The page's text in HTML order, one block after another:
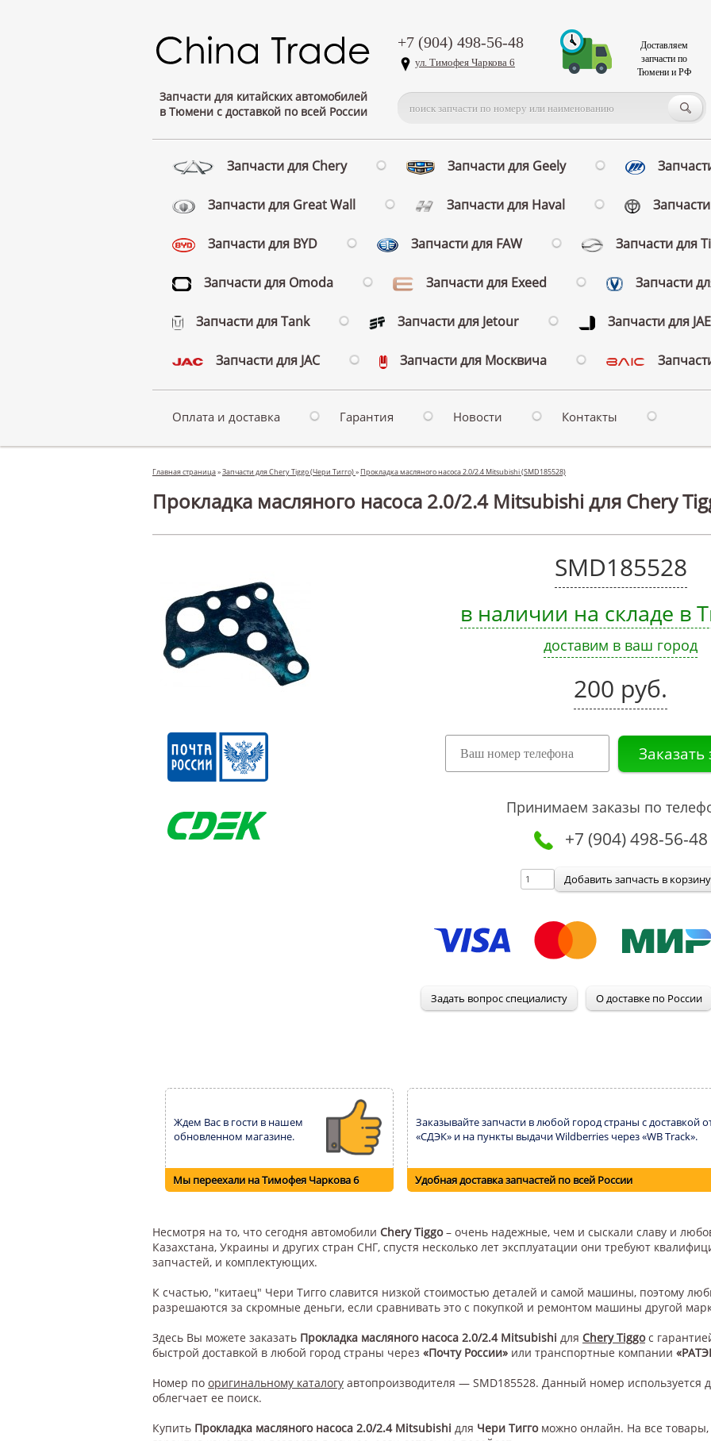
Запчасти для китайских автомобилей
в Тюмени с доставкой по всей России
+7 (904) 498-56-48
ул. Тимофея Чаркова 6
Доставляем
запчасти по
Тюмени и РФ
Запчасти для Chery Запчасти для Geely
Запчасти для Great Wall Запчасти для Haval
Запчасти для BYD Запчасти для FAW Запчасти для
Запчасти для Omoda Запчасти для Exeed Запчасти
Запчасти для Tank Запчасти для Jetour Запчасти для
Запчасти для JAC Запчасти для Москвича
Оплата и доставка Гарантия Новости Контакты
Главная страница»Запчасти для Chery Tiggo (Чери Тигго)» Прокладка масляного насоса 2.0/2.4 Mitsubishi (SMD185528)
Прокладка масляного насоса 2.0/2.4 Mitsubishi для Chery
SMD185528
в наличии на складе в
доставим в ваш город
200 руб.
Принимаем заказы по
+7 (904) 498-56-48
Ждем Вас в гости в нашем
обновленном магазине.
Мы переехали на Тимофея Чаркова 6
Заказывайте запчасти в любой город страны с доставкой
«СДЭК» и на пункты выдачи Wildberries через «WB Track».
Удобная доставка запчастей по всей России
Несмотря на то, что сегодня автомобили Chery Tiggo– очень надежные, чем и сыскали славу и
Казахстана, Украины и других стран СНГ, спустя несколько лет эксплуатации они требуют
запчастей, и комплектующих.
К счастью, "китаец" Чери Тигго славится низкой стоимостью деталей и самой машины, поэтому
разрешаются за скромные деньги, если сравнивать это с покупкой и ремонтом машины другой
Здесь Вы можете заказать Прокладка масляного насоса 2.0/2.4 Mitsubishi для Chery Tiggoс
быстрой доставкой в любой город страны через «Почту России» или транспортные компании
Номер по оригинальному каталогу автопроизводителя — SMD185528. Данный номер используется
облегчает ее поиск.
Купить Прокладка масляного насоса 2.0/2.4 Mitsubishi для Чери Тигго можно онлайн. На все